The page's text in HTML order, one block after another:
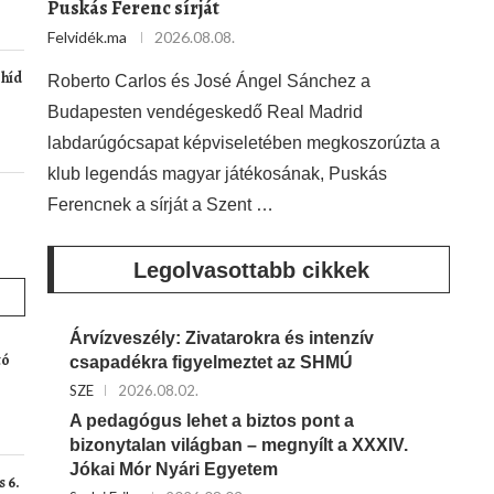
6.
Puskás Ferenc sírját
Felvidék.ma 2026.08.08.
Roberto Carlos és José Ángel Sánchez a
Budapesten vendégeskedő Real Madrid
labdarúgócsapat képviseletében megkoszorúzta a
klub legendás magyar játékosának, Puskás
Ferencnek a sírját a Szent …
Legolvasottabb cikkek
Árvízveszély: Zivatarokra és intenzív
csapadékra figyelmeztet az SHMÚ
SZE 2026.08.02.
A pedagógus lehet a biztos pont a
bizonytalan világban – megnyílt a XXXIV.
Jókai Mór Nyári Egyetem